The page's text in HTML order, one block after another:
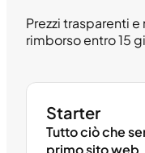
Prezzi trasparenti
rimborso entro 15
Starter
Tutto ciò che
primo sito web